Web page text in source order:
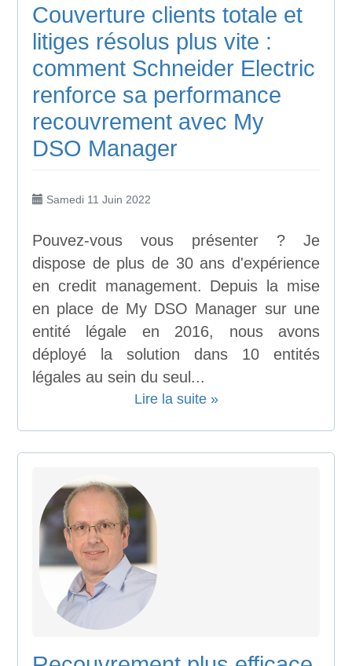
Couverture clients totale et
litiges résolus plus vite :
comment Schneider Electric
renforce sa performance
recouvrement avec My
DSO Manager
Samedi 11 Juin 2022
Pouvez-vous vous présenter ? Je
dispose de plus de 30 ans d'expérience
en credit management. Depuis la mise
en place de My DSO Manager sur une
entité légale en 2016, nous avons
déployé la solution dans 10 entités
légales au sein du seul...
Lire la suite »